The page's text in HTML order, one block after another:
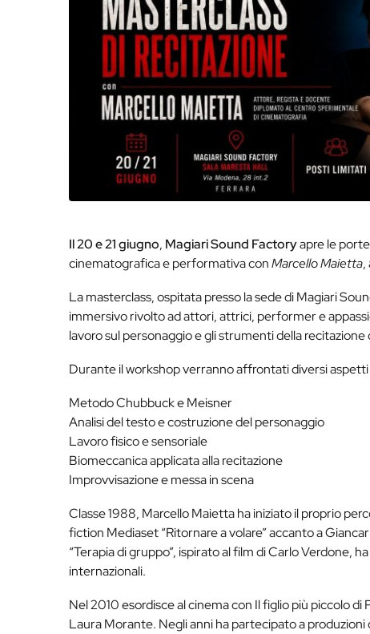
Il 20 e 21 giugno, Magiari Sound Factoryapre le
cinematografica e performativa conMarcello Maietta,
La masterclass, ospitata presso la sede di Magiari
immersivo rivolto ad attori, attrici, performer e
lavoro sul personaggio e gli strumenti della
Durante il workshop verranno affrontati diversi
Metodo Chubbuck e Meisner
Analisi del testo e costruzione del personaggio
Lavoro fisico e sensoriale
Biomeccanica applicata alla recitazione
Improvvisazione e messa in scena
Classe 1988, Marcello Maietta ha iniziato il proprio
fiction Mediaset “Ritornare a volare” accanto a
“Terapia di gruppo”, ispirato al film di Carlo Verdone,
internazionali.
Nel 2010 esordisce al cinema con Il figlio più piccolo
Laura Morante. Negli anni ha partecipato a produzioni